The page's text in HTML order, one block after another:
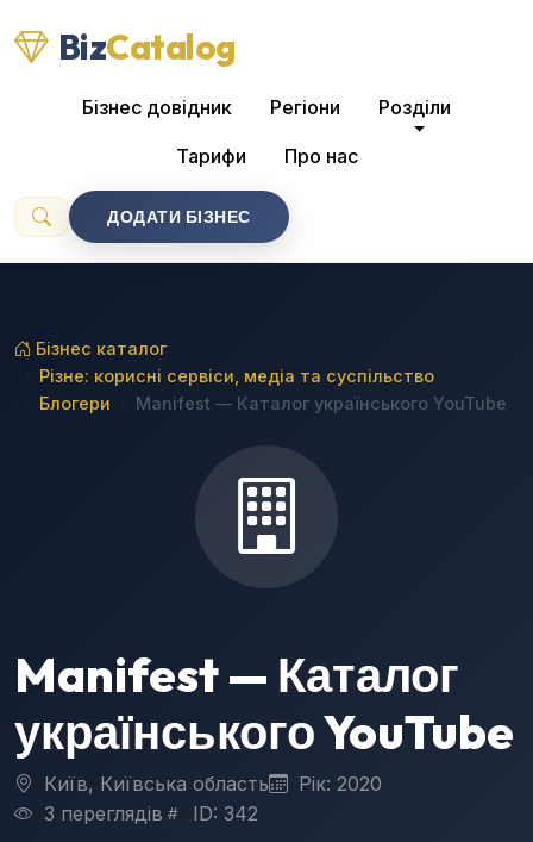
BizCatalog
Бізнес довідник Регіони Розділи
Тарифи Про нас
ДОДАТИ БІЗНЕС
Бізнес каталог
Різне: корисні сервіси, медіа та суспільство
Блогери
Manifest — Каталог українського YouTube
Manifest — Каталог
українського YouTube
Київ, Київська область
Рік: 2020
3 переглядів
ID: 342